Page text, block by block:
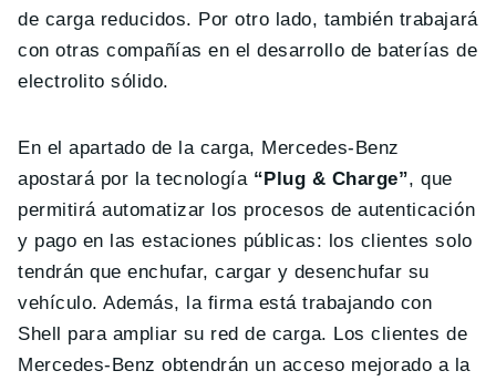
de carga reducidos. Por otro lado, también trabajará
con otras compañías en el desarrollo de baterías de
electrolito sólido.
En el apartado de la carga, Mercedes-Benz
apostará por la tecnología “Plug & Charge”, que
permitirá automatizar los procesos de autenticación
y pago en las estaciones públicas: los clientes solo
tendrán que enchufar, cargar y desenchufar su
vehículo. Además, la firma está trabajando con
Shell para ampliar su red de carga. Los clientes de
Mercedes-Benz obtendrán un acceso mejorado a la